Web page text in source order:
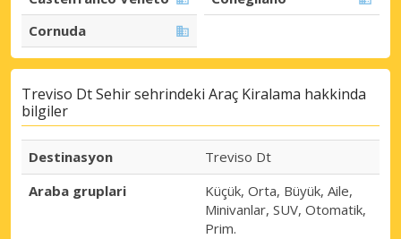
Cornuda
Treviso Dt Sehir sehrindeki Araç Kiralama hakkinda
bilgiler
Destinasyon
Treviso Dt
Araba gruplari
Küçük, Orta, Büyük, Aile,
Minivanlar, SUV, Otomatik,
Prim.